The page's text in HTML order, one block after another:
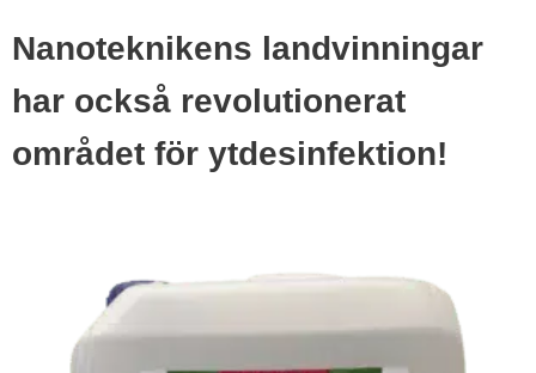
Nanoteknikens landvinningar
har också revolutionerat
området för ytdesinfektion!